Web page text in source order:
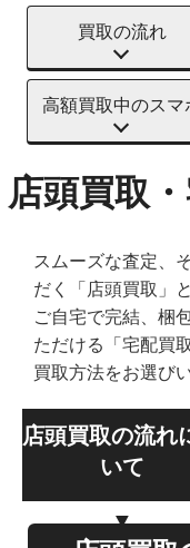
買取の流れ
高額買取中のスマ
店頭買取
スムーズな査定、
だく「店頭買取」と
ご自宅で完結、梱
ただける「宅配買
買取方法をお選び
店頭買取の流れ
いて